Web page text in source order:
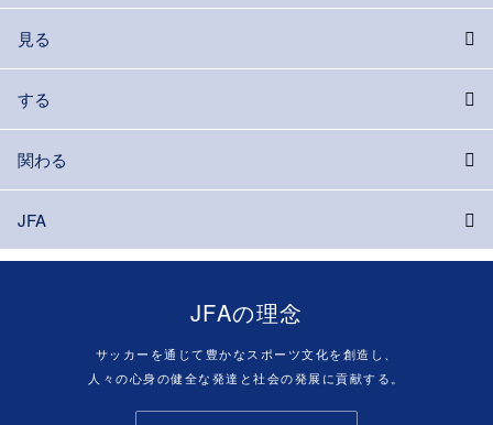
見る
する
関わる
JFA
JFAの理念
サッカーを通じて豊かなスポーツ文化を創造し、
人々の心身の健全な発達と社会の発展に貢献する。